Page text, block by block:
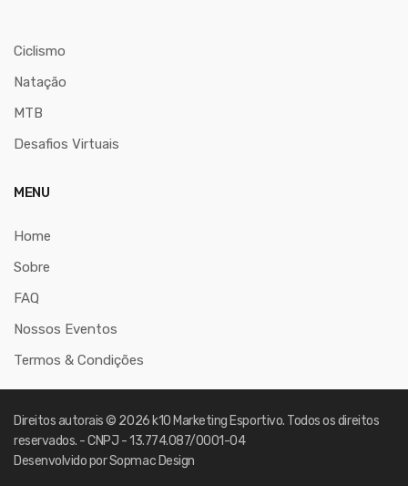
Ciclismo
Natação
MTB
Desafios Virtuais
MENU
Home
Sobre
FAQ
Nossos Eventos
Termos & Condições
Direitos autorais © 2026 k10 Marketing Esportivo. Todos os direitos
reservados. - CNPJ - 13.774.087/0001-04
Desenvolvido porSopmac Design